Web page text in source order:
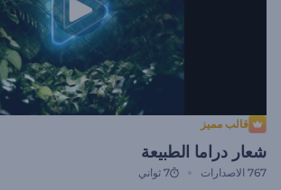
قالب مميز
شعار دراما الطبيعة
767 الاصدارات 7 ثواني